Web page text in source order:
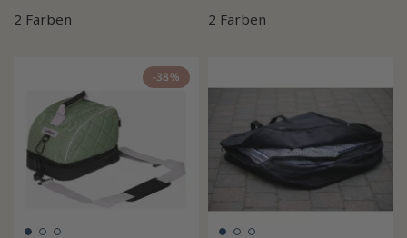
2 Farben
2 Farben
-38%